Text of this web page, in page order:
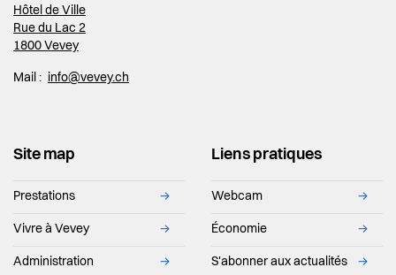
Hôtel de Ville
Rue du Lac 2
1800 Vevey
Mail : info@vevey.ch
Site map
Prestations →
Vivre à Vevey →
Administration →
Liens pratiques
Webcam →
Économie →
S'abonner aux actualités →